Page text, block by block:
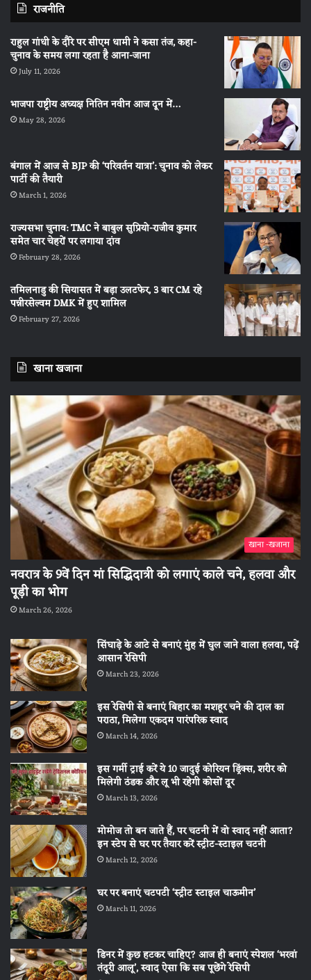
राजनीति
राहुल गांधी के दौरे पर सीएम धामी ने कसा तंज, कहा-
चुनाव के समय लगा रहता है आना-जाना
July 11, 2026
भाजपा राष्ट्रीय अध्यक्ष नितिन नवीन आज दून में…
May 28, 2026
बंगाल में आज से BJP की ‘परिवर्तन यात्रा’: चुनाव को लेकर
पार्टी की तैयारी
March 1, 2026
राज्यसभा चुनाव: TMC ने बाबुल सुप्रियो-राजीव कुमार
समेत चार चेहरों पर लगाया दांव
February 28, 2026
तमिलनाडु की सियासत में बड़ा उलटफेर, 3 बार CM रहे
पन्नीरसेल्वम DMK में हुए शामिल
February 27, 2026
खाना खजाना
खाना -खजाना
नवरात्र के 9वें दिन मां सिद्धिदात्री को लगाएं काले चने, हलवा और
पूड़ी का भोग
March 26, 2026
सिंघाड़े के आटे से बनाएं मुंह में घुल जाने वाला हलवा, पढ़ें
आसान रेसिपी
March 23, 2026
इस रेसिपी से बनाएं बिहार का मशहूर चने की दाल का
पराठा, मिलेगा एकदम पारंपरिक स्वाद
March 14, 2026
इस गर्मी ट्राई करें ये 10 जादुई कोरियन ड्रिंक्स, शरीर को
मिलेगी ठंडक और लू भी रहेगी कोसों दूर
March 13, 2026
मोमोज तो बन जाते हैं, पर चटनी में वो स्वाद नहीं आता?
इन स्टेप से घर पर तैयार करें स्ट्रीट-स्टाइल चटनी
March 12, 2026
घर पर बनाएं चटपटी ‘स्ट्रीट स्टाइल चाऊमीन’
March 11, 2026
डिनर में कुछ हटकर चाहिए? आज ही बनाएं स्पेशल ‘भरवां
तंदूरी आलू’, स्वाद ऐसा कि सब पूछेंगे रेसिपी